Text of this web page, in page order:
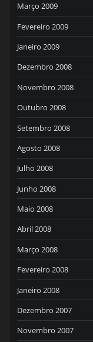
Março 2009
Fevereiro 2009
Janeiro 2009
Dezembro 2008
Novembro 2008
Outubro 2008
Setembro 2008
Agosto 2008
Julho 2008
Junho 2008
Maio 2008
Abril 2008
Março 2008
Fevereiro 2008
Janeiro 2008
Dezembro 2007
Novembro 2007